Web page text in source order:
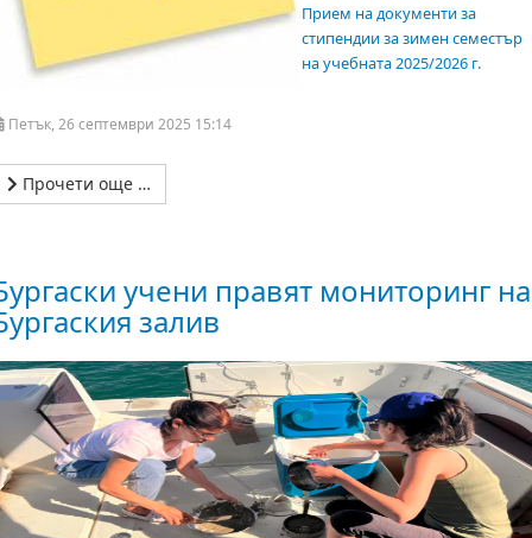
Прием на документи за
стипендии за зимен семестър
на учебната 2025/2026 г.
Петък, 26 септември 2025 15:14
Прочети още …
учени правят мониторинг на
залив